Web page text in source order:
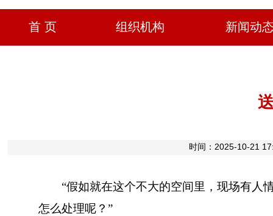
首 页 组织机构 新闻动
时间：2025-10-21
“假如就在这个不大的空间里，现场有人情
怎么处理呢？”